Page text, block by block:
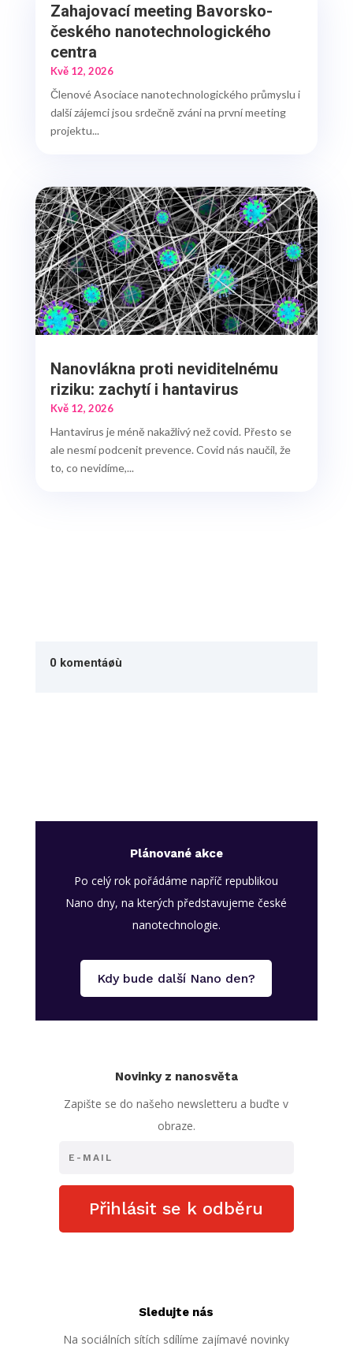
Zahajovací meeting Bavorsko-
českého nanotechnologického
centra
Kvě 12, 2026
Členové Asociace nanotechnologického průmyslu i
další zájemci jsou srdečně zváni na první meeting
projektu...
Nanovlákna proti neviditelnému
riziku: zachytí i hantavirus
Kvě 12, 2026
Hantavirus je méně nakažlivý než covid. Přesto se
ale nesmí podcenit prevence. Covid nás naučil, že
to, co nevidíme,...
0 komentáøù
Plánované akce
Po celý rok pořádáme napříč republikou
Nano dny, na kterých představujeme české
nanotechnologie.
Kdy bude další Nano den?
Novinky z nanosvěta
Zapište se do našeho newsletteru a buďte v
obraze.
Přihlásit se k odběru
Sledujte nás
Na sociálních sítích sdílíme zajímavé novinky